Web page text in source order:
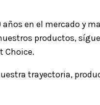
años en el mercado y
productos,
Choice.
trayectoria,